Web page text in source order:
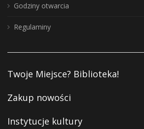
Godziny otwarcia
Regulaminy
Twoje Miejsce? Biblioteka!
Zakup nowości
Instytucje kultury